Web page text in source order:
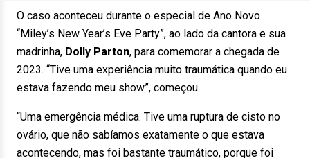
O caso aconteceu durante o especial de Ano Novo
“Miley’s New Year’s Eve Party”, ao lado da cantora e sua
madrinha, Dolly Parton, para comemorar a chegada de
2023. “Tive uma experiência muito traumática quando eu
estava fazendo meu show”, começou.
“Uma emergência médica. Tive uma ruptura de cisto no
ovário, que não sabíamos exatamente o que estava
acontecendo, mas foi bastante traumático, porque foi